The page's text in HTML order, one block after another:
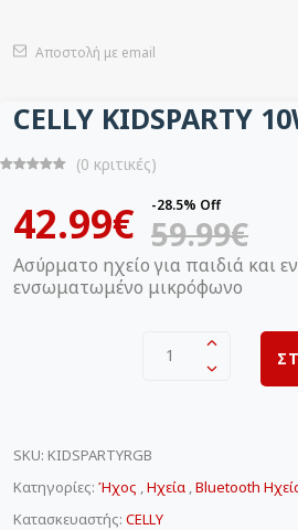
Αποστολή με email
CELLY KIDSPARTY
(0 κριτικές)
42.99€ -28.5% Off
59.99€
Ασύρματο ηχείο για παιδιά και
ενσωματωμένο μικρόφωνο
1
SKU: KIDSPARTYRGB
Κατηγορίες: Ήχος ,Ηχεία ,Bluetooth
Κατασκευαστής: CELLY